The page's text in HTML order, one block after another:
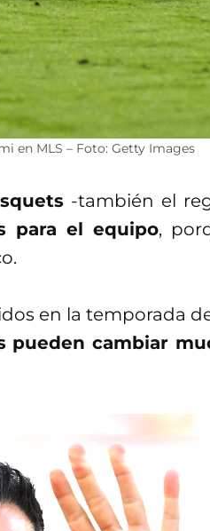
en MLS – Foto: Getty Images
-también el
para el equipo,
en la temporada
pueden cambiar